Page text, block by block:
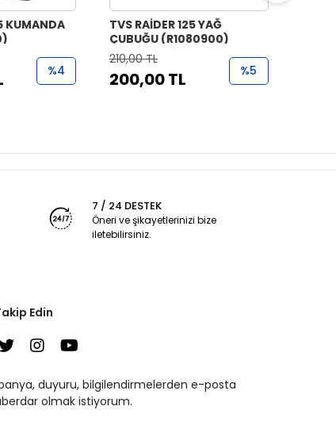
KUMANDA
%4
TVS RAİDER 125 YAĞ
ÇUBUĞU (R1080900)
210,00 TL
200,00 TL %5
7 / 24 DESTEK
Öneri ve şikayetlerinizi bize
iletebilirsiniz.
Edin
duyuru, bilgilendirmelerden e-posta
olmak istiyorum.